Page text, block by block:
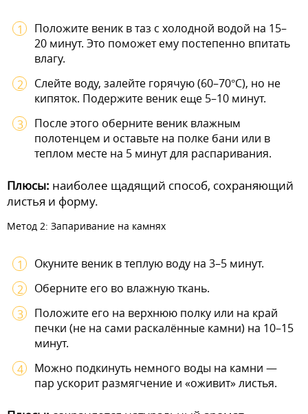
Положите веник в таз с холодной водой на 15–
20 минут. Это поможет ему постепенно впитать
влагу.
Слейте воду, залейте горячую (60–70°C), но не
кипяток. Подержите веник еще 5–10 минут.
После этого оберните веник влажным
полотенцем и оставьте на полке бани или в
теплом месте на 5 минут для распаривания.
Плюсы: наиболее щадящий способ, сохраняющий
листья и форму.
Метод 2: Запаривание на камнях
Окуните веник в теплую воду на 3–5 минут.
Оберните его во влажную ткань.
Положите его на верхнюю полку или на край
печки (не на сами раскалённые камни) на 10–15
минут.
Можно подкинуть немного воды на камни —
пар ускорит размягчение и «оживит» листья.